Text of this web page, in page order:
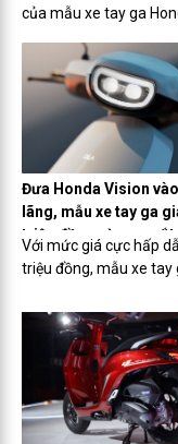
của mẫu xe tay ga
thấy. Đây là cơ hội tốt
Việt sở hữu ‘Vua tay
mức chi phí ‘mềm’.
Đưa Honda Vision
lãng, mẫu xe tay ga
triệu đồng vừa ra mắt
công nghệ như ô tô
Với mức giá cực hấp
triệu đồng, mẫu xe tay
lanh, hứa hẹn sẽ ‘thế
Honda Vision trở